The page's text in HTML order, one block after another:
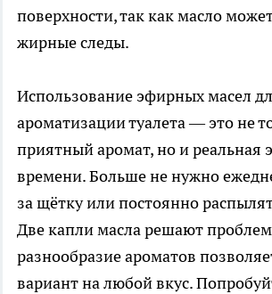
поверхности, так как масло
жирные следы.
Использование эфирных масел
ароматизации туалета — это не
приятный аромат, но и реальная
времени. Больше не нужно
за щётку или постоянно
Две капли масла решают
разнообразие ароматов
вариант на любой вкус.